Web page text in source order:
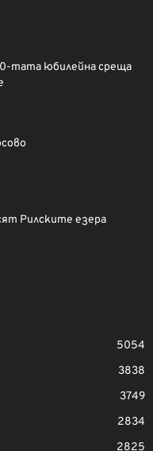
тата юбилейна среща
Рилските езера
5054
3838
3749
2834
2825